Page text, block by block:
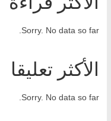
Sorry. No data so far.
الأكثر تعليقا
Sorry. No data so far.